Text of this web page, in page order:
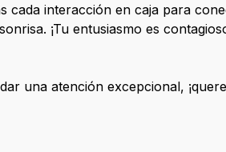
cada interacción en caja para
¡Tu entusiasmo es
una atención excepcional,